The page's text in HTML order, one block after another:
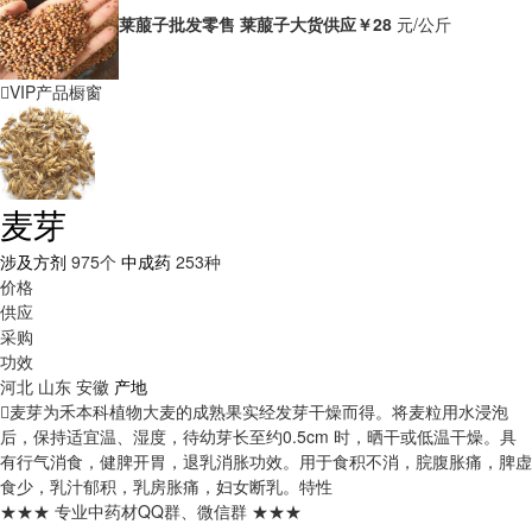
莱菔子批发零售 莱菔子大货供应￥28 元/公斤
VIP产品橱窗
麦芽
涉及方剂 975个 中成药 253种
价格
供应
采购
功效
河北 山东 安徽 产地
麦芽为禾本科植物大麦的成熟果实经发芽干燥而得。将麦粒用水浸泡
后，保持适宜温、湿度，待幼芽长至约0.5cm 时，晒干或低温干燥。具
有行气消食，健脾开胃，退乳消胀功效。用于食积不消，脘腹胀痛，脾虚
食少，乳汁郁积，乳房胀痛，妇女断乳。 特性
★★★ 专业中药材QQ群、微信群 ★★★